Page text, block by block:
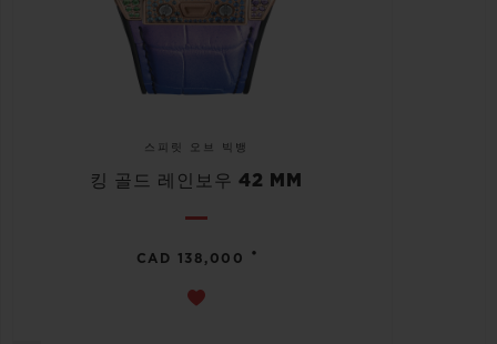
스피릿 오브 빅뱅
킹 골드 레인보우 42 MM
CAD 138,000 •